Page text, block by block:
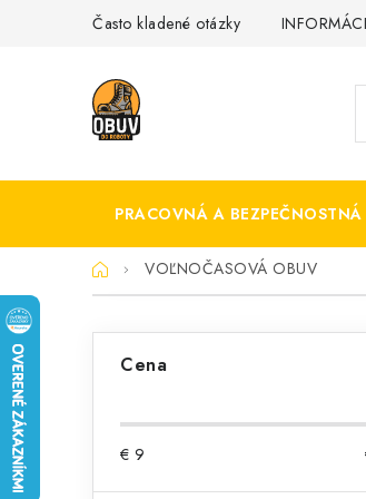
Často kladené otázky
PRACOVNÁ A
DomovVOĽNOČASOVÁ OBUV
B
ý
Cena
€ 9